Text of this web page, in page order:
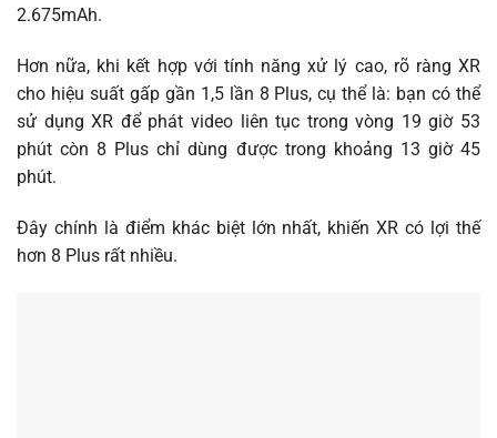
2.675mAh.
Hơn nữa, khi kết hợp với tính năng xử lý cao, rõ ràng XR
cho hiệu suất gấp gần 1,5 lần 8 Plus, cụ thể là: bạn có thể
sử dụng XR để phát video liên tục trong vòng 19 giờ 53
phút còn 8 Plus chỉ dùng được trong khoảng 13 giờ 45
phút.
Đây chính là điểm khác biệt lớn nhất, khiến XR có lợi thế
hơn 8 Plus rất nhiều.